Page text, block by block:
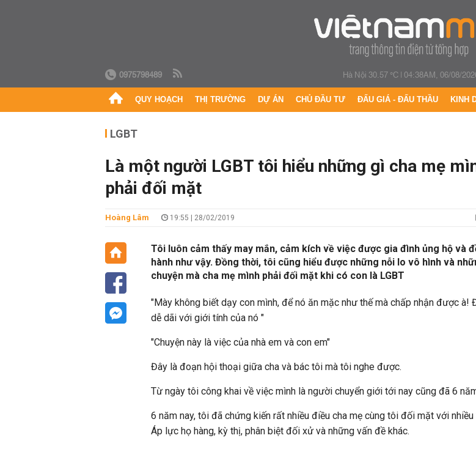
0975798489 Hà Nội 30.57 °C|04:38AM, 06/08/
QUY HOẠCH THỊ TRƯỜNG DỰ ÁN CHỦ ĐẦU TƯ ĐẤU GIÁ - ĐẤU THẦU KINH
LGBT
Là một người LGBT tôi hiểu những gì cha mẹ
phải đối mặt
Hoàng Lâm 19:55 | 28/02/2019
Tôi luôn cảm thấy may mắn, cảm kích về việc được gia đình ủng hộ và
hành như vậy. Đồng thời, tôi cũng hiểu được những nỗi lo vô hình và
chuyện mà cha mẹ mình phải đối mặt khi có con là LGBT
"Mày không biết dạy con mình, để nó ăn mặc như thế mà chấp nhận được à!
dễ dãi với giới tính của nó "
"Chuyện này là việc của nhà em và con em"
Đây là đoạn hội thoại giữa cha và bác tôi mà tôi nghe được.
Từ ngày tôi công khai về việc mình là người chuyển giới tới nay cũng đã 6
6 năm nay, tôi đã chứng kiến rất nhiều điều cha mẹ cùng tôi đối mặt với nhiều
Áp lực họ hàng, kỳ thị, phân biệt đối xử và những vấn đề khác.